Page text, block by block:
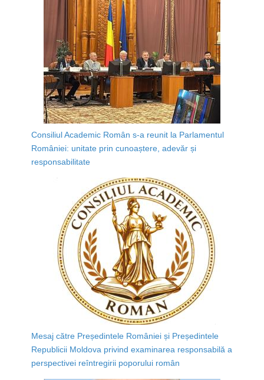
Consiliul Academic Român s-a reunit la Parlamentul
României: unitate prin cunoaștere, adevăr și
responsabilitate
Mesaj către Președintele României și Președintele
Republicii Moldova privind examinarea responsabilă a
perspectivei reîntregirii poporului român